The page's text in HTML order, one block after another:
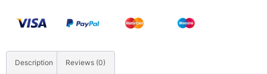
Description Reviews (0)